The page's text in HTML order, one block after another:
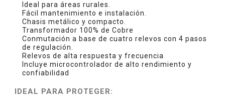
Ideal para áreas rurales.
Fácil mantenimiento e instalación.
Chasis metálico y compacto.
Transformador 100% de Cobre
Conmutación a base de cuatro relevos con 4 pasos
de regulación.
Relevos de alta respuesta y frecuencia
Incluye microcontrolador de alto rendimiento y
confiabilidad
IDEAL PARA PROTEGER: